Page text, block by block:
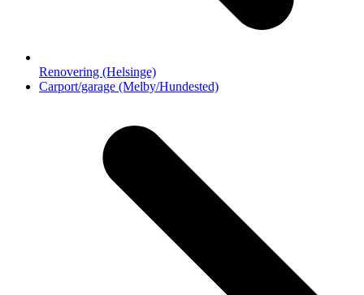
Renovering (Helsinge)
next
Carport/garage (Melby/Hundested)